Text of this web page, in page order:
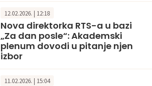
12.02.2026. | 12:18
Nova direktorka RTS-a u bazi
„Za dan posle“: Akademski
plenum dovodi u pitanje njen
izbor
11.02.2026. | 15:04